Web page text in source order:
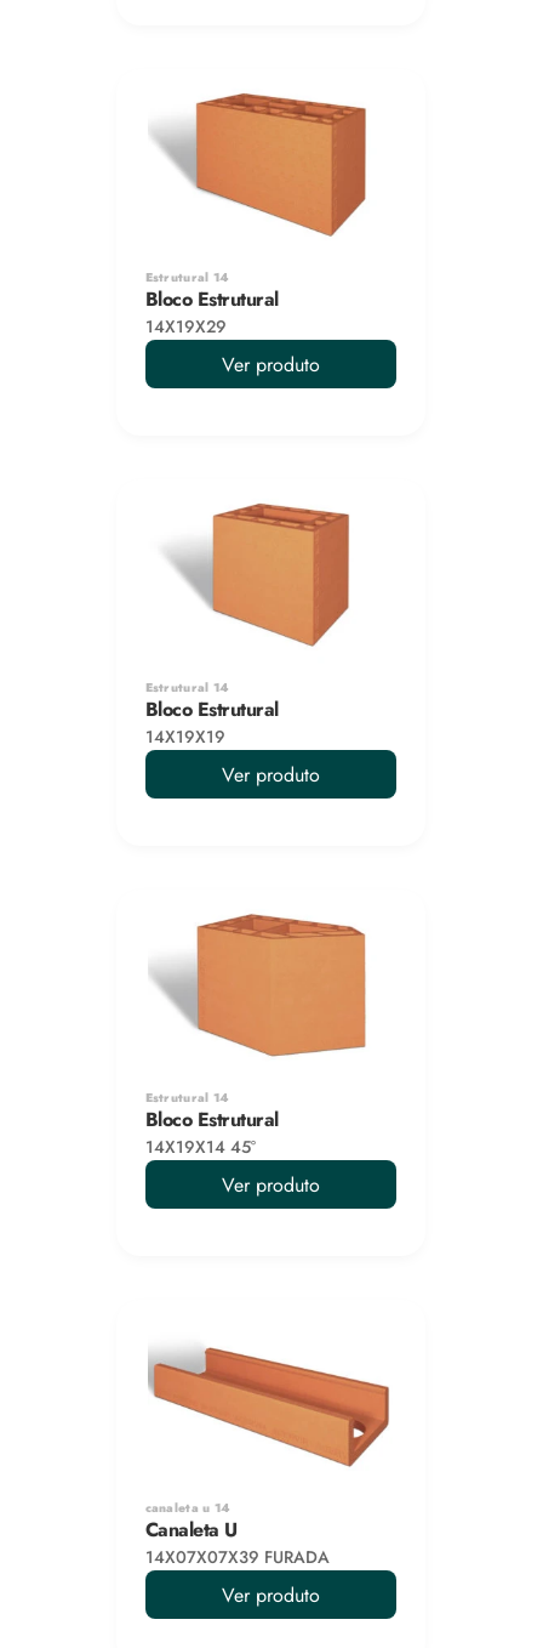
Estrutural 14
Bloco Estrutural
14X19X29
Ver produto
Estrutural 14
Bloco Estrutural
14X19X19
Ver produto
Estrutural 14
Bloco Estrutural
14X19X14 45°
Ver produto
canaleta u 14
Canaleta U
14X07X07X39 FURADA
Ver produto